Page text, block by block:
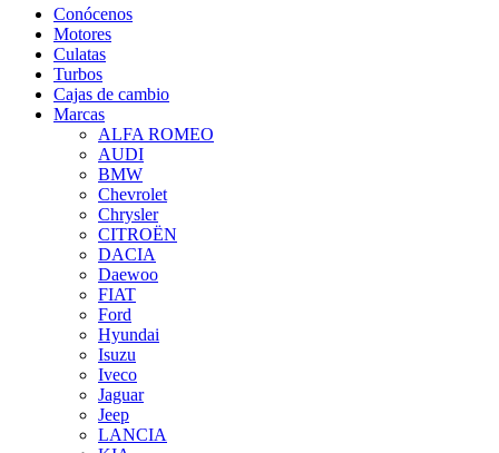
Conócenos
Motores
Culatas
Turbos
Cajas de cambio
Marcas
ALFA ROMEO
AUDI
BMW
Chevrolet
Chrysler
CITROËN
DACIA
Daewoo
FIAT
Ford
Hyundai
Isuzu
Iveco
Jaguar
Jeep
LANCIA